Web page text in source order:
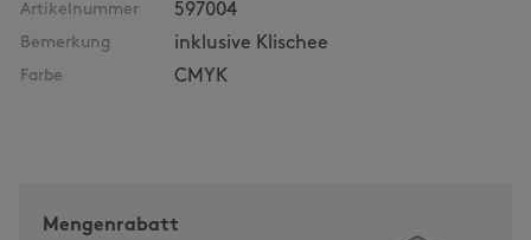
Artikelnummer 597004
Bemerkung inklusive Klischee
Farbe CMYK
Mengenrabatt